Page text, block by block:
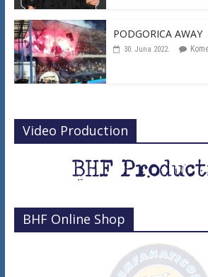
PODGORICA AWAY
30. Juna 2022.
Video Production
BHF Online Shop